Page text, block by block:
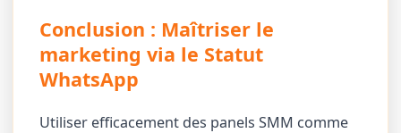
Conclusion : Maîtriser le
marketing via le Statut
WhatsApp
Utiliser efficacement des panels SMM comme